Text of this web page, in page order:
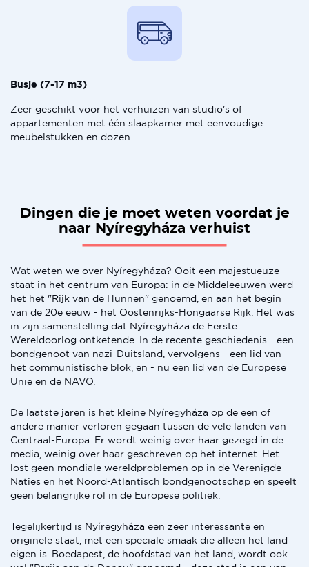
Busje (7-17 m3)
Zeer geschikt voor het verhuizen van studio's of
appartementen met één slaapkamer met eenvoudige
meubelstukken en dozen.
Dingen die je moet weten voordat je
naar Nyíregyháza verhuist
Wat weten we over Nyíregyháza? Ooit een majestueuze
staat in het centrum van Europa: in de Middeleeuwen werd
het het "Rijk van de Hunnen" genoemd, en aan het begin
van de 20e eeuw - het Oostenrijks-Hongaarse Rijk. Het was
in zijn samenstelling dat Nyíregyháza de Eerste
Wereldoorlog ontketende. In de recente geschiedenis - een
bondgenoot van nazi-Duitsland, vervolgens - een lid van
het communistische blok, en - nu een lid van de Europese
Unie en de NAVO.
De laatste jaren is het kleine Nyíregyháza op de een of
andere manier verloren gegaan tussen de vele landen van
Centraal-Europa. Er wordt weinig over haar gezegd in de
media, weinig over haar geschreven op het internet. Het
lost geen mondiale wereldproblemen op in de Verenigde
Naties en het Noord-Atlantisch bondgenootschap en speelt
geen belangrijke rol in de Europese politiek.
Tegelijkertijd is Nyíregyháza een zeer interessante en
originele staat, met een speciale smaak die alleen het land
eigen is. Boedapest, de hoofdstad van het land, wordt ook